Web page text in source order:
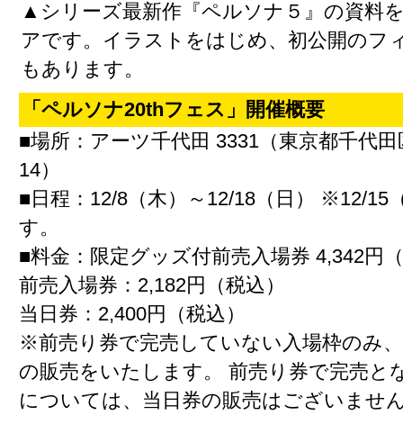
▲シリーズ最新作『ペルソナ５』の資料
アです。イラストをはじめ、初公開のフ
もあります。
「ペルソナ20thフェス」開催概要
■場所：アーツ千代田 3331（東京都千代
14）
■日程：12/8（木）～12/18（日） ※12/15
す。
■料金：限定グッズ付前売入場券 4,342円
前売入場券：2,182円（税込）
当日券：2,400円（税込）
※前売り券で完売していない入場枠のみ
の販売をいたします。 前売り券で完売と
については、当日券の販売はございませ